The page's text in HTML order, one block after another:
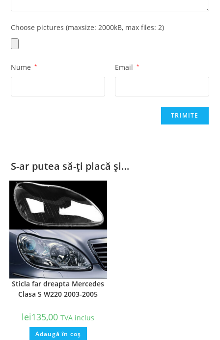
Choose pictures (maxsize: 2000kB, max files: 2)
Nume * Email *
S-ar putea să-ți placă și…
Sticla far dreapta Mercedes
Clasa S W220 2003-2005
lei135,00 TVA inclus
Adaugă în coș